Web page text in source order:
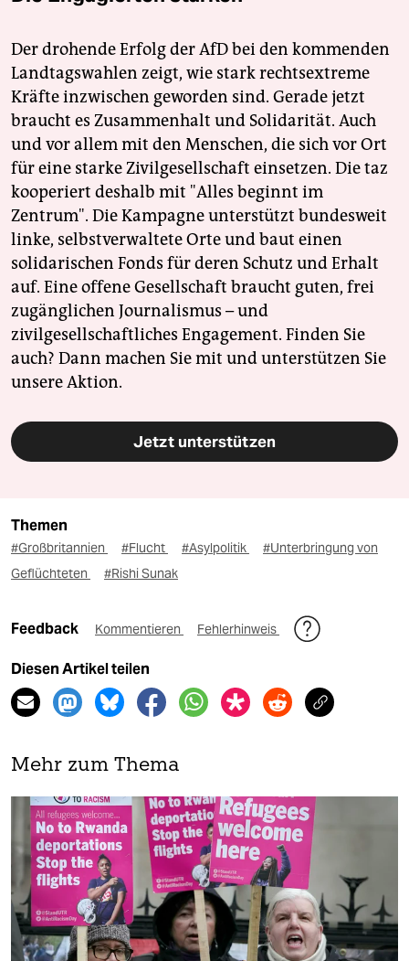
Der drohende Erfolg der AfD bei den kommenden
Landtagswahlen zeigt, wie stark rechtsextreme
Kräfte inzwischen geworden sind. Gerade jetzt
braucht es Zusammenhalt und Solidarität. Auch
und vor allem mit den Menschen, die sich vor Ort
für eine starke Zivilgesellschaft einsetzen. Die taz
kooperiert deshalb mit "Alles beginnt im
Zentrum". Die Kampagne unterstützt bundesweit
linke, selbstverwaltete Orte und baut einen
solidarischen Fonds für deren Schutz und Erhalt
auf. Eine offene Gesellschaft braucht guten, frei
zugänglichen Journalismus – und
zivilgesellschaftliches Engagement. Finden Sie
auch? Dann machen Sie mit und unterstützen Sie
unsere Aktion.
Jetzt unterstützen
Themen
#Großbritannien #Flucht #Asylpolitik
#Unterbringung von
Geflüchteten
#Rishi Sunak
Feedback Kommentieren Fehlerhinweis
Diesen Artikel teilen
Mehr zum Thema